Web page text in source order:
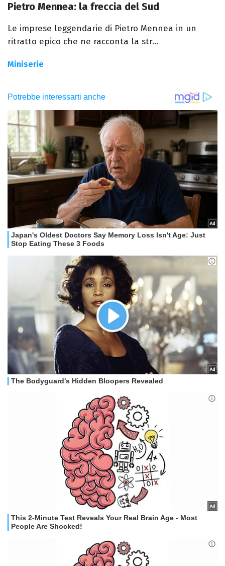
Pietro Mennea: la freccia del Sud
Le imprese leggendarie di Pietro Mennea in un
ritratto epico che ne racconta la str...
Miniserie